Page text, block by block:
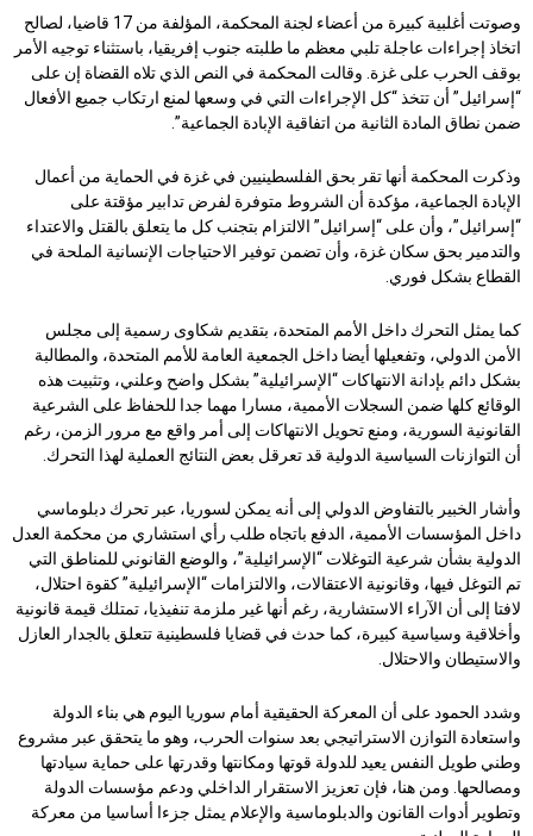
وصوتت أغلبية كبيرة من أعضاء لجنة المحكمة، المؤلفة من 17 قاضيا، لصالح
اتخاذ إجراءات عاجلة تلبي معظم ما طلبته جنوب إفريقيا، باستثناء توجيه الأمر
بوقف الحرب على غزة. وقالت المحكمة في النص الذي تلاه القضاة إن على
“إسرائيل” أن تتخذ “كل الإجراءات التي في وسعها لمنع ارتكاب جميع الأفعال
ضمن نطاق المادة الثانية من اتفاقية الإبادة الجماعية”.
وذكرت المحكمة أنها تقر بحق الفلسطينيين في غزة في الحماية من أعمال
الإبادة الجماعية، مؤكدة أن الشروط متوفرة لفرض تدابير مؤقتة على
“إسرائيل”، وأن على “إسرائيل” الالتزام بتجنب كل ما يتعلق بالقتل والاعتداء
والتدمير بحق سكان غزة، وأن تضمن توفير الاحتياجات الإنسانية الملحة في
القطاع بشكل فوري.
كما يمثل التحرك داخل الأمم المتحدة، بتقديم شكاوى رسمية إلى مجلس
الأمن الدولي، وتفعيلها أيضا داخل الجمعية العامة للأمم المتحدة، والمطالبة
بشكل دائم بإدانة الانتهاكات “الإسرائيلية” بشكل واضح وعلني، وتثبيت هذه
الوقائع كلها ضمن السجلات الأممية، مسارا مهما جدا للحفاظ على الشرعية
القانونية السورية، ومنع تحويل الانتهاكات إلى أمر واقع مع مرور الزمن، رغم
أن التوازنات السياسية الدولية قد تعرقل بعض النتائج العملية لهذا التحرك.
وأشار الخبير بالتفاوض الدولي إلى أنه يمكن لسوريا، عبر تحرك دبلوماسي
داخل المؤسسات الأممية، الدفع باتجاه طلب رأي استشاري من محكمة العدل
الدولية بشأن شرعية التوغلات “الإسرائيلية”، والوضع القانوني للمناطق التي
تم التوغل فيها، وقانونية الاعتقالات، والالتزامات “الإسرائيلية” كقوة احتلال،
لافتا إلى أن الآراء الاستشارية، رغم أنها غير ملزمة تنفيذيا، تمتلك قيمة قانونية
وأخلاقية وسياسية كبيرة، كما حدث في قضايا فلسطينية تتعلق بالجدار العازل
والاستيطان والاحتلال.
وشدد الحمود على أن المعركة الحقيقية أمام سوريا اليوم هي بناء الدولة
واستعادة التوازن الاستراتيجي بعد سنوات الحرب، وهو ما يتحقق عبر مشروع
وطني طويل النفس يعيد للدولة قوتها ومكانتها وقدرتها على حماية سيادتها
ومصالحها. ومن هنا، فإن تعزيز الاستقرار الداخلي ودعم مؤسسات الدولة
وتطوير أدوات القانون والدبلوماسية والإعلام يمثل جزءا أساسيا من معركة